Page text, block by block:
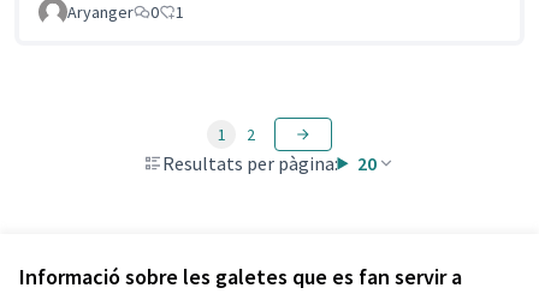
Informació sobre les galetes que es fan servir a
Aryanger 0 1
Resultats per pàgina: 20
1 2
Veure totes les propostes retirades